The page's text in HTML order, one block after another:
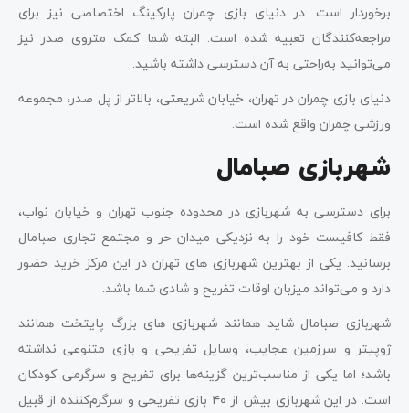
برخوردار است. در دنیای بازی چمران پارکینگ اختصاصی نیز برای
مراجعه‌کنندگان تعبیه شده است. البته شما کمک متروی صدر نیز
می‌توانید به‌راحتی به آن دسترسی داشته باشید.
دنیای بازی چمران در تهران، خیابان شریعتی، بالاتر از پل صدر، مجموعه
ورزشی چمران واقع شده است.
شهربازی صبامال
برای دسترسی به شهربازی در محدوده جنوب تهران و خیابان نواب،
فقط کافیست خود را به نزدیکی میدان حر و مجتمع تجاری صبامال
برسانید. یکی از بهترین شهربازی ‌های تهران در این مرکز خرید حضور
دارد و می‌تواند میزبان اوقات تفریح و شادی شما باشد.
شهربازی صبامال شاید همانند شهربازی ‌های بزرگ پایتخت همانند
ژوپیتر و سرزمین عجایب، وسایل تفریحی و بازی متنوعی نداشته
باشد؛ اما یکی از مناسب‌ترین گزینه‌ها برای تفریح و سرگرمی کودکان
است. در این شهربازی بیش از ۴۰ بازی تفریحی و سرگرم‌کننده از قبیل